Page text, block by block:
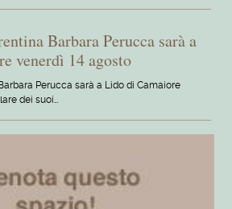
Barbara Perucca sarà a
venerdì 14 agosto
Perucca sarà a Lido di Camaiore
dei suoi…